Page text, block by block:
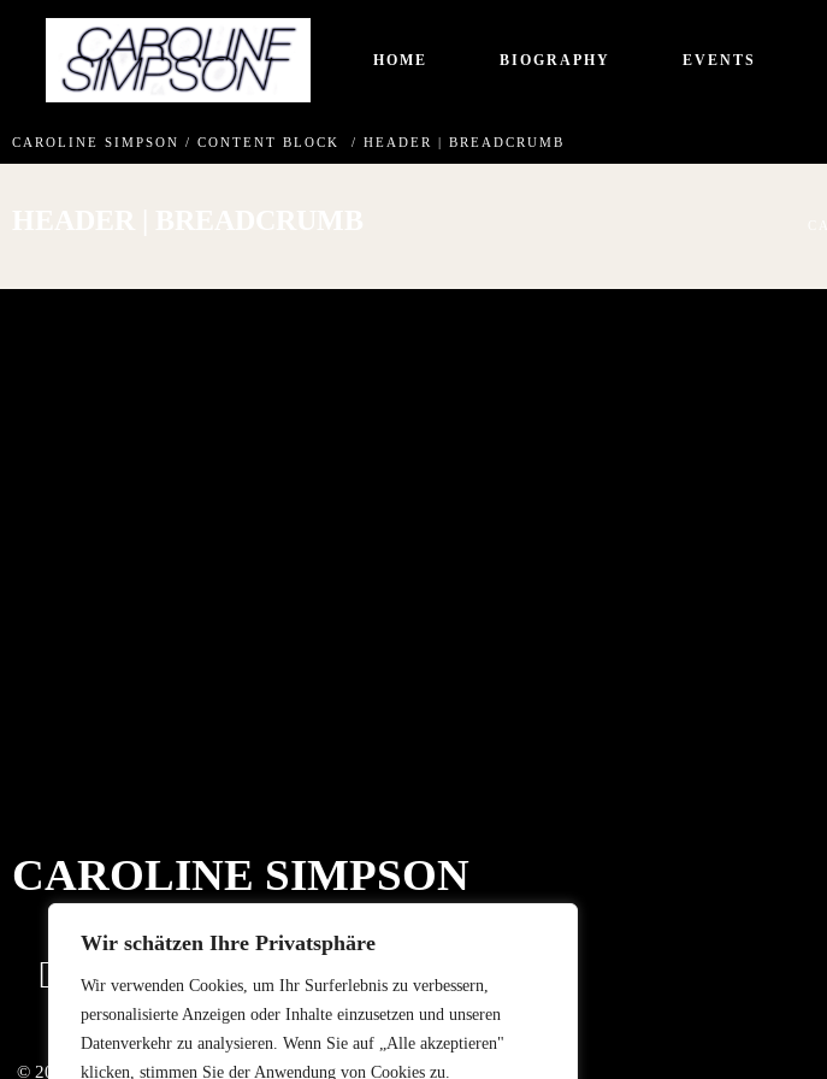
Wir schätzen Ihre Privatsphäre
Wir verwenden Cookies, um Ihr Surferlebnis zu verbessern,
personalisierte Anzeigen oder Inhalte einzusetzen und unseren
Datenverkehr zu analysieren. Wenn Sie auf „Alle akzeptieren"
klicken, stimmen Sie der Anwendung von Cookies zu.
HOME BIOGRAPHY EVENTS
CAROLINE SIMPSON / CONTENT BLOCK / HEADER | BREADCRUMB
CAROLINE SIMPSON
© 2023 – Caroline Simpson